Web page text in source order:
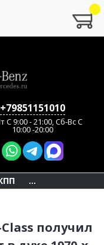
+79851151010
C 9:00 - 21:00, Сб-Вс С
10:00 -20:00
...
получил